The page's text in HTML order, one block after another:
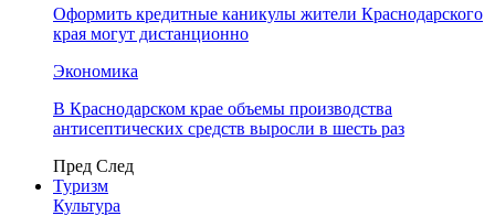
Оформить кредитные каникулы жители Краснодарского
края могут дистанционно
Экономика
В Краснодарском крае объемы производства
антисептических средств выросли в шесть раз
Пред След
Туризм
Культура